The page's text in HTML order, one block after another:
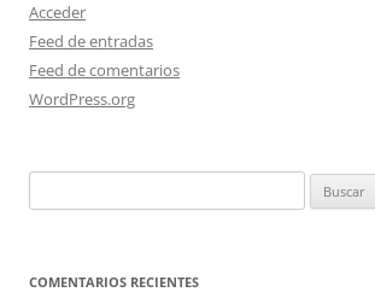
Acceder
Feed de entradas
Feed de comentarios
WordPress.org
COMENTARIOS RECIENTES